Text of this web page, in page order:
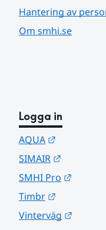
Hantering av
Om smhi.se
Logga in
AQUA
SIMAIR
SMHI Pro
Timbr
Vinterväg